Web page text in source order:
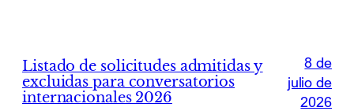
Listado de solicitudes admitidas y
excluidas para conversatorios
internacionales 2026
8 de
julio de
2026